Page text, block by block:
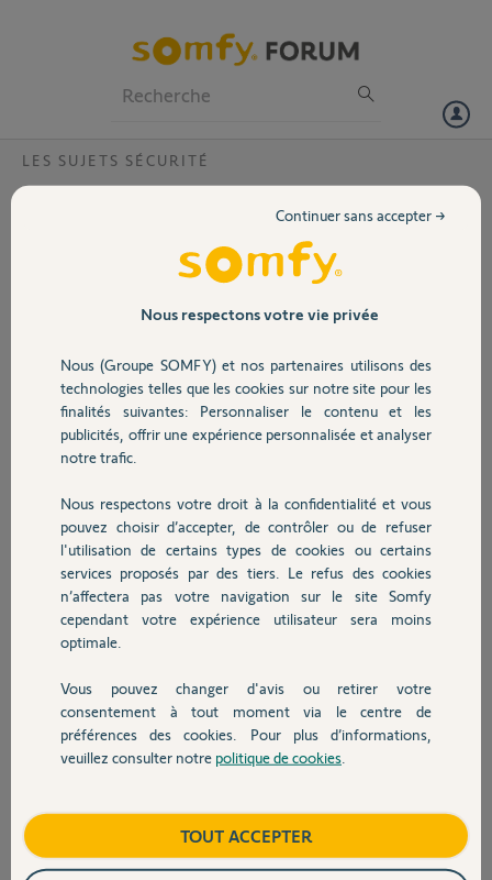
Volet
Sécurité
Domotique
Chauffage
Autres produits
Devis avec un pro
Contact
LES SUJETS SÉCURITÉ
Badge Somfy protect capot +
Comme plusieurs postes sur le forum, j'ai les capots de mes 3 badges
qui ne tiennent pas correctement + 1 des badges qui n'est plus
alors que la lumière de celui-ci s'allume correctement.
Merci de m'indiquer la marche à suivre pour obtenir le remplacement
en SAV.
benedicte M.
il y a plus de 5 ans
Participer au fil de discussion
Bonjour Bénédicte.
Comme pour tous les autres posts que vous avez consultée, il faut
Nous respectons votre vie privée
Nous (Groupe SOMFY) et nos partenaires utilisons des
technologies telles que les cookies sur notre site pour les
finalités suivantes: Personnaliser le contenu et les
publicités, offrir une expérience personnalisée et analyser
notre trafic.
Nous respectons votre droit à la confidentialité et vous
pouvez choisir d’accepter, de contrôler ou de refuser
l'utilisation de certains types de cookies ou certains
services proposés par des tiers. Le refus des cookies
n’affectera pas votre navigation sur le site Somfy
cependant votre expérience utilisateur sera moins
optimale.
Vous pouvez changer d'avis ou retirer votre
consentement à tout moment via le centre de
préférences des cookies. Pour plus d’informations,
veuillez consulter notre politique de cookies
Continuer sans accepter →
TOUT ACCEPTER